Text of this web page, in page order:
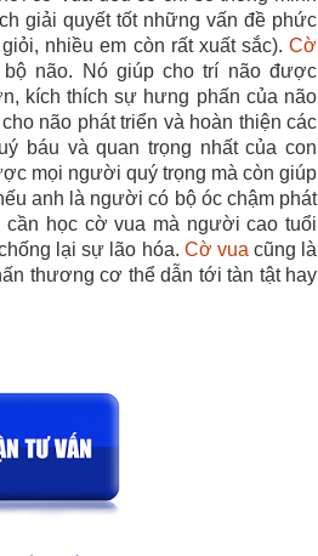
giải quyết tốt những vấn đề phức
nhiều em còn rất xuất sắc). Cờ
não. Nó giúp cho trí não được
kích thích sự hưng phấn của não
não phát triển và hoàn thiện các
báu và quan trọng nhất của con
mọi người quý trọng mà còn giúp
anh là người có bộ óc chậm phát
cần học cờ vua mà người cao tuổi
lại sự lão hóa. Cờ vua cũng là
thương cơ thể dẫn tới tàn tật hay